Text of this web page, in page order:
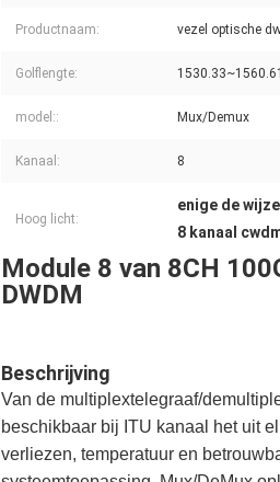
Productnaam: vezel optische
Golflengte: 1530.33~1560.61
model:: Mux/Demux
Kanaal: 8
Hoog licht:
enige de
8 kanaal
Module 8 van 8CH
DWDM
Beschrijving
Van de multiplextelegraaf/
beschikbaar bij ITU kanaal het uit
verliezen, temperatuur en